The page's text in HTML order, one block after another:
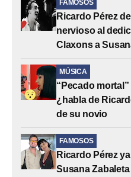
FAMOSOS
Ricardo Pérez
nervioso al
Claxons a
MÚSICA
“Pecado
¿habla de
de su novio
FAMOSOS
Ricardo Pérez
Susana